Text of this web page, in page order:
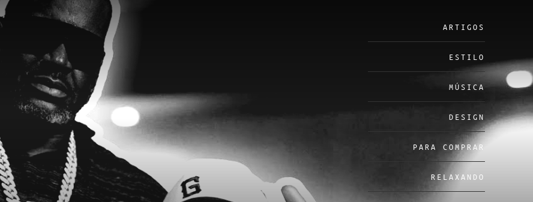
ARTIGOS
ESTILO
MÚSICA
DESIGN
PARA COMPRAR
RELAXANDO